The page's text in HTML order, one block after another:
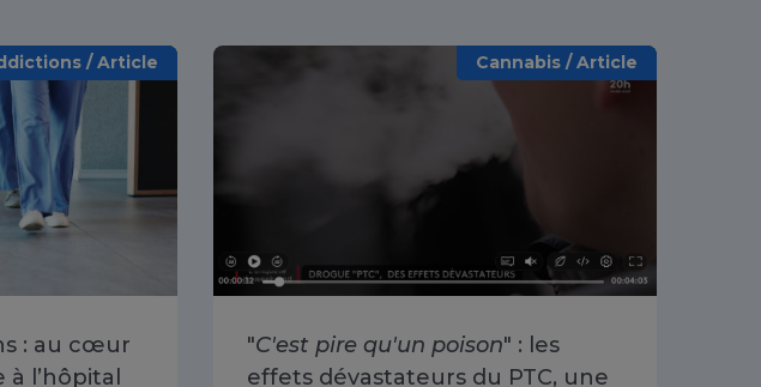
/ Article
: au cœur
à l’hôpital
Cannabis / Article
"C'est pire qu'un poison" : les
effets dévastateurs du PTC, une